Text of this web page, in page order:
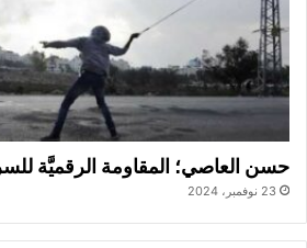
حسن العاصي؛ المقاومة الرقميَّة
23 نوفمبر، 2024